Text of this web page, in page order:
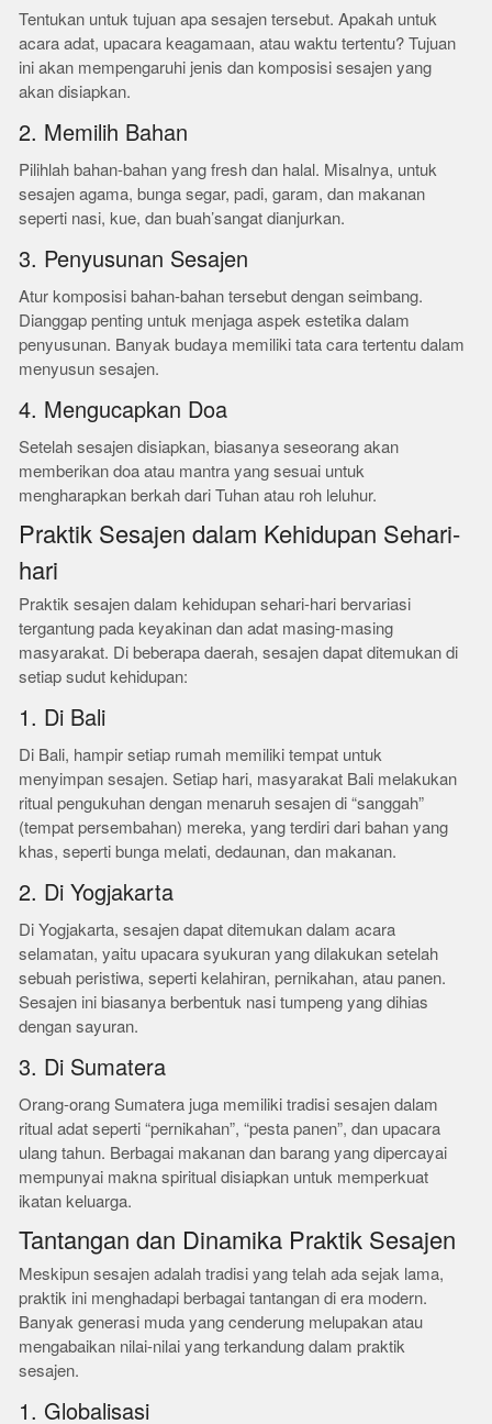
Tentukan untuk tujuan apa sesajen tersebut. Apakah untuk
acara adat, upacara keagamaan, atau waktu tertentu? Tujuan
ini akan mempengaruhi jenis dan komposisi sesajen yang
akan disiapkan.
2. Memilih Bahan
Pilihlah bahan-bahan yang fresh dan halal. Misalnya, untuk
sesajen agama, bunga segar, padi, garam, dan makanan
seperti nasi, kue, dan buah’sangat dianjurkan.
3. Penyusunan Sesajen
Atur komposisi bahan-bahan tersebut dengan seimbang.
Dianggap penting untuk menjaga aspek estetika dalam
penyusunan. Banyak budaya memiliki tata cara tertentu dalam
menyusun sesajen.
4. Mengucapkan Doa
Setelah sesajen disiapkan, biasanya seseorang akan
memberikan doa atau mantra yang sesuai untuk
mengharapkan berkah dari Tuhan atau roh leluhur.
Praktik Sesajen dalam Kehidupan Sehari-
hari
Praktik sesajen dalam kehidupan sehari-hari bervariasi
tergantung pada keyakinan dan adat masing-masing
masyarakat. Di beberapa daerah, sesajen dapat ditemukan di
setiap sudut kehidupan:
1. Di Bali
Di Bali, hampir setiap rumah memiliki tempat untuk
menyimpan sesajen. Setiap hari, masyarakat Bali melakukan
ritual pengukuhan dengan menaruh sesajen di “sanggah”
(tempat persembahan) mereka, yang terdiri dari bahan yang
khas, seperti bunga melati, dedaunan, dan makanan.
2. Di Yogjakarta
Di Yogjakarta, sesajen dapat ditemukan dalam acara
selamatan, yaitu upacara syukuran yang dilakukan setelah
sebuah peristiwa, seperti kelahiran, pernikahan, atau panen.
Sesajen ini biasanya berbentuk nasi tumpeng yang dihias
dengan sayuran.
3. Di Sumatera
Orang-orang Sumatera juga memiliki tradisi sesajen dalam
ritual adat seperti “pernikahan”, “pesta panen”, dan upacara
ulang tahun. Berbagai makanan dan barang yang dipercayai
mempunyai makna spiritual disiapkan untuk memperkuat
ikatan keluarga.
Tantangan dan Dinamika Praktik Sesajen
Meskipun sesajen adalah tradisi yang telah ada sejak lama,
praktik ini menghadapi berbagai tantangan di era modern.
Banyak generasi muda yang cenderung melupakan atau
mengabaikan nilai-nilai yang terkandung dalam praktik
sesajen.
1. Globalisasi